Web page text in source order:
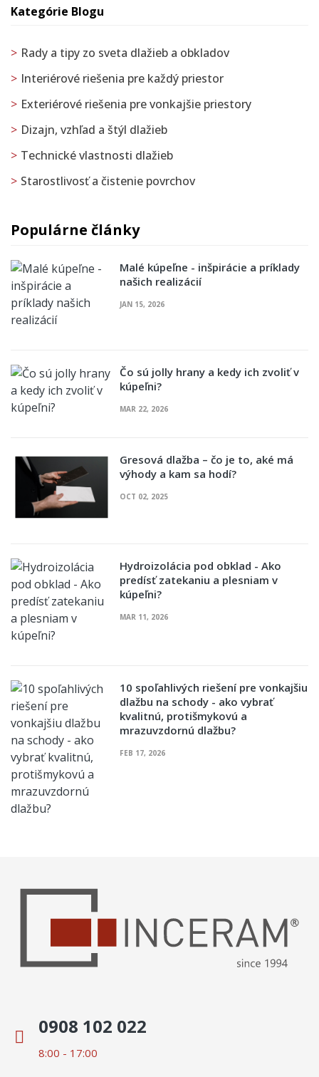
Kategórie Blogu
Rady a tipy zo sveta dlažieb a obkladov
Interiérové riešenia pre každý priestor
Exteriérové riešenia pre vonkajšie priestory
Dizajn, vzhľad a štýl dlažieb
Technické vlastnosti dlažieb
Starostlivosť a čistenie povrchov
Populárne články
Malé kúpeľne - inšpirácie a príklady
našich realizácií
JAN 15, 2026
Čo sú jolly hrany a kedy ich zvoliť v
kúpeľni?
MAR 22, 2026
Gresová dlažba – čo je to, aké má
výhody a kam sa hodí?
OCT 02, 2025
Hydroizolácia pod obklad - Ako
predísť zatekaniu a plesniam v
kúpeľni?
MAR 11, 2026
10 spoľahlivých riešení pre vonkajšiu
dlažbu na schody - ako vybrať
kvalitnú, protišmykovú a
mrazuvzdornú dlažbu?
FEB 17, 2026
0908 102 022
8:00 - 17:00